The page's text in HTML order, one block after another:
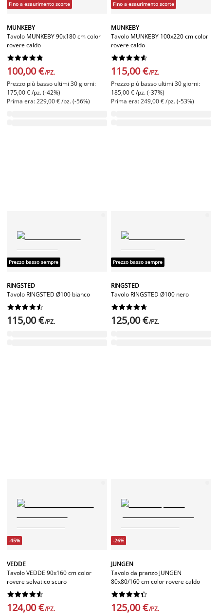
Fino a esaurimento scorte
MUNKEBY
Tavolo MUNKEBY 90x180 cm color
rovere caldo






100,00 €/PZ.
Prezzo più basso ultimi 30 giorni:
175,00 € /pz. (-42%)
Prima era: 229,00 € /pz. (-56%)
Fino a esaurimento scorte
MUNKEBY
Tavolo MUNKEBY 100x220 cm color
rovere caldo






115,00 €/PZ.
Prezzo più basso ultimi 30 giorni:
185,00 € /pz. (-37%)
Prima era: 249,00 € /pz. (-53%)
Prezzo basso sempre
RINGSTED
Tavolo RINGSTED Ø100 bianco






115,00 €/PZ.
Prezzo basso sempre
RINGSTED
Tavolo RINGSTED Ø100 nero






125,00 €/PZ.
-45%
VEDDE
Tavolo VEDDE 90x160 cm color
rovere selvatico scuro






124,00 €/PZ.
-26%
JUNGEN
Tavolo da pranzo JUNGEN
80x80/160 cm color rovere caldo






125,00 €/PZ.